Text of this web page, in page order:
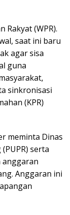
Rakyat (WPR).
saat ini baru
agar sisa
guna
sinkronisasi
(KPR)
meminta Dinas
serta
Anggaran ini